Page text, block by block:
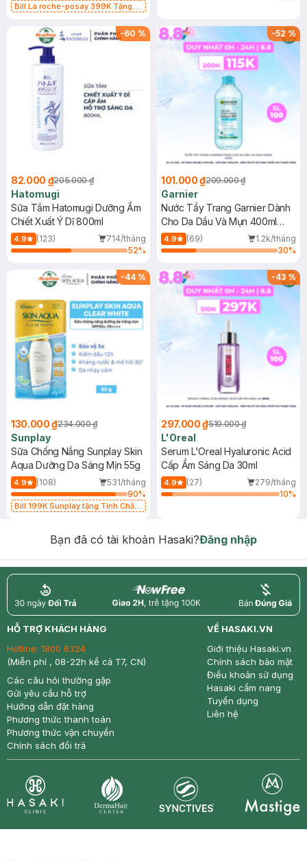
Bill La roche-posay 399K Tặng
(SL có hạn)
-60 %
82.000 ₫205.000 ₫
Hatomugi
Sữa Tắm Hatomugi Dưỡng Ẩm
Chiết Xuất Ý Dĩ 800ml
4.9 (123)
714/tháng
52%
-52%
101.000 ₫209.000 ₫
Garnier
Nước Tẩy Trang Garnier Dành
Cho Da Dầu Và Mụn 400ml
(Mới)
4.9 (69)
1.2k/tháng
30%
-44 %
130.000 ₫234.000 ₫
Sunplay
Sữa Chống Nắng Sunplay Skin
Aqua Dưỡng Da Sáng Mịn 55g
4.9 (108)
531/tháng
90%
Bill 199K Sunplay tặng Tinh Chất
-43%
297.000 ₫519.000 ₫
L'Oreal
Serum L'Oreal Hyaluronic Acid
Cấp Ẩm Sáng Da 30ml
4.9 (27)
279/tháng
10%
Bạn đã có tài khoản Hasaki?Đăng nhập
return nowfree price
HỖ TRỢ KHÁCH HÀNG
Hotline: 1800 6324
(Miễn phí , 08-22h kể cả T7, CN)
Các câu hỏi thường gặp
Gửi yêu cầu hỗ trợ
Hướng dẫn đặt hàng
Phương thức thanh toán
Phương thức vận chuyển
Chính sách đổi trả
VỀ HASAKI.VN
Giới thiệu Hasaki.vn
Chính sách bảo mật
Điều khoản sử dụng
Hasaki cẩm nang
Tuyển dụng
Liên hệ